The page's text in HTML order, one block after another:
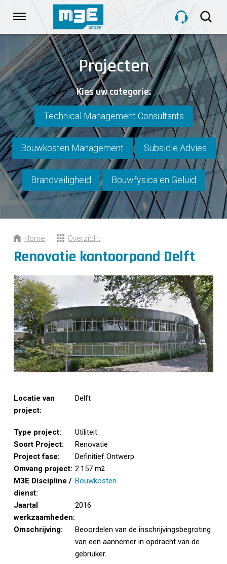
links
Spring
naar
de
inhoud
Spring
naar
navigatie
HOME
DIENSTEN
PROJECTEN
OVER M3E
NIEUWS
CONTACT
Projecten
Kies uw categorie:
Technical Management Consultants
Bouwkosten Management Subsidie Advies
Brandveiligheid Bouwfysica en Geluid
Home Overzicht
Renovatie kantoorpand Delft
Locatie van
project:
Delft
Type project:
Utiliteit
Soort Project:
Renovatie
Project fase:
Definitief Ontwerp
Omvang project: 2.157 m2
M3E Discipline /
dienst:
Bouwkosten
Jaartal
werkzaamheden:
2016
Omschrijving:
Beoordelen van de inschrijvingsbegroting
van een aannemer in opdracht van de
gebruiker.